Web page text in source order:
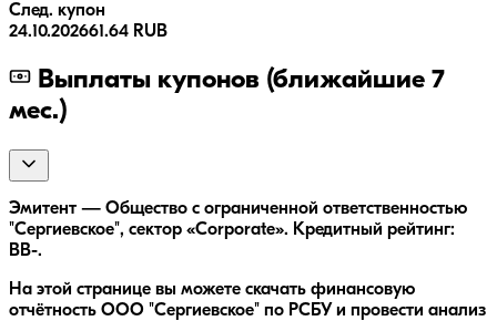
След. купон
24.10.202661.64 RUB
Выплаты купонов (ближайшие 7
мес.)
Эмитент — Общество с ограниченной ответственностью
"Сергиевское", сектор «Corporate». Кредитный рейтинг:
BB-.
На этой странице вы можете скачать финансовую
отчётность ООО "Сергиевское" по РСБУ и провести анализ